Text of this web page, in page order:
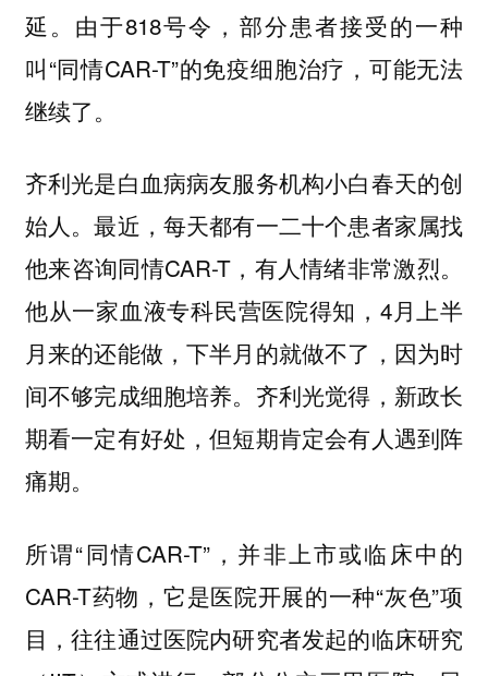
延。由于818号令，部分患者接受的一种
叫“同情CAR-T”的免疫细胞治疗，可能无法
继续了。
齐利光是白血病病友服务机构小白春天的创
始人。最近，每天都有一二十个患者家属找
他来咨询同情CAR-T，有人情绪非常激烈。
他从一家血液专科民营医院得知，4月上半
月来的还能做，下半月的就做不了，因为时
间不够完成细胞培养。齐利光觉得，新政长
期看一定有好处，但短期肯定会有人遇到阵
痛期。
所谓“同情CAR-T”，并非上市或临床中的
CAR-T药物，它是医院开展的一种“灰色”项
目，往往通过医院内研究者发起的临床研究